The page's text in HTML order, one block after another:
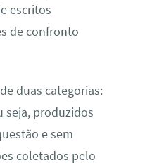
escritos
de confronto
duas categorias:
seja, produzidos
e sem
coletados pelo